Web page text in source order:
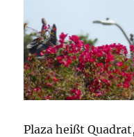
Plaza heißt